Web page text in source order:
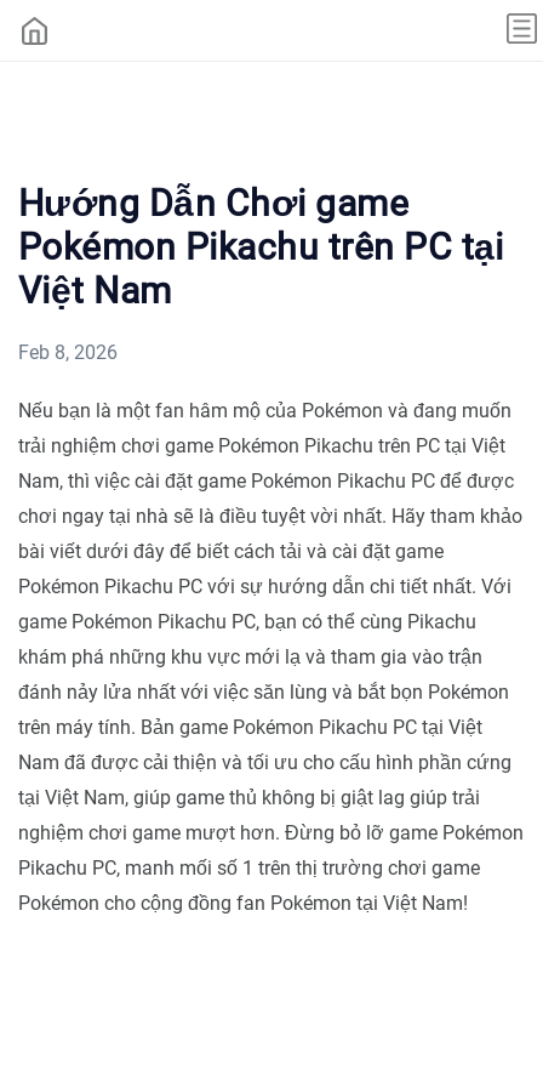
Hướng Dẫn Chơi game
Pokémon Pikachu trên PC tại
Việt Nam
Feb 8, 2026
Nếu bạn là một fan hâm mộ của Pokémon và đang muốn
trải nghiệm chơi game Pokémon Pikachu trên PC tại Việt
Nam, thì việc cài đặt game Pokémon Pikachu PC để được
chơi ngay tại nhà sẽ là điều tuyệt vời nhất. Hãy tham khảo
bài viết dưới đây để biết cách tải và cài đặt game
Pokémon Pikachu PC với sự hướng dẫn chi tiết nhất. Với
game Pokémon Pikachu PC, bạn có thể cùng Pikachu
khám phá những khu vực mới lạ và tham gia vào trận
đánh nảy lửa nhất với việc săn lùng và bắt bọn Pokémon
trên máy tính. Bản game Pokémon Pikachu PC tại Việt
Nam đã được cải thiện và tối ưu cho cấu hình phần cứng
tại Việt Nam, giúp game thủ không bị giật lag giúp trải
nghiệm chơi game mượt hơn. Đừng bỏ lỡ game Pokémon
Pikachu PC, manh mối số 1 trên thị trường chơi game
Pokémon cho cộng đồng fan Pokémon tại Việt Nam!